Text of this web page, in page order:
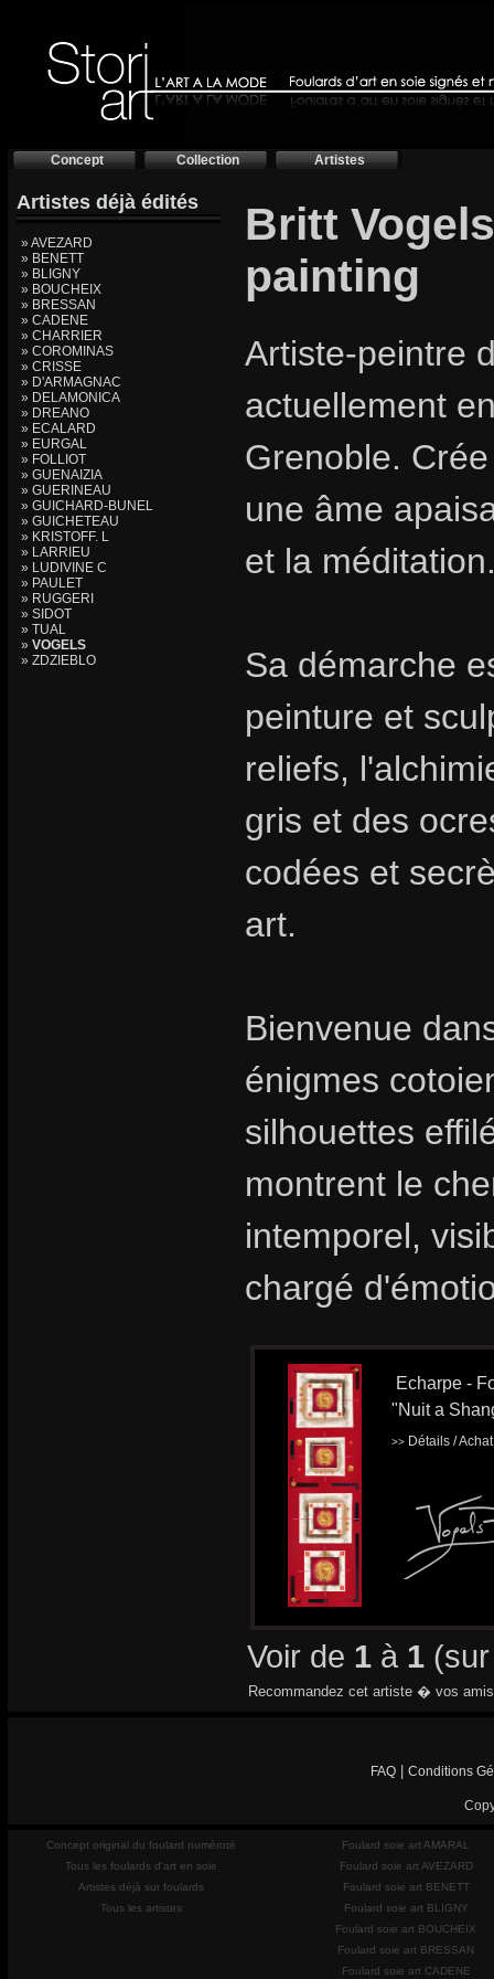
Concept Collection Artistes
Artistes déjà édités
» AVEZARD
» BENETT
» BLIGNY
» BOUCHEIX
» BRESSAN
» CADENE
» CHARRIER
» COROMINAS
» CRISSE
» D'ARMAGNAC
» DELAMONICA
» DREANO
» ECALARD
» EURGAL
» FOLLIOT
» GUENAIZIA
» GUERINEAU
» GUICHARD-BUNEL
» GUICHETEAU
» KRISTOFF. L
» LARRIEU
» LUDIVINE C
» PAULET
» RUGGERI
» SIDOT
» TUAL
» VOGELS
» ZDZIEBLO
Britt
painting
Artiste-peintre
actuellement
Grenoble.
une âme
et la
Sa démarche
peinture et
reliefs,
gris et des
codées et
art.
Bienvenue
énigmes
silhouettes
montrent le
intemporel,
chargé
Echarpe -
"Nuit a
>> Détails /
Voir de 1 à 1
Recommandez cet artiste � vos
FAQ Conditions
Concept original du foulard numéroté
Tous les foulards d'art en soie
Artistes déjà sur foulards
Tous les artistes
Foulard soie art AMARAL
Foulard soie art AVEZARD
Foulard soie art BENETT
Foulard soie art BLIGNY
Foulard soie art BOUCHEIX
Foulard soie art BRESSAN
Foulard soie art CADENE